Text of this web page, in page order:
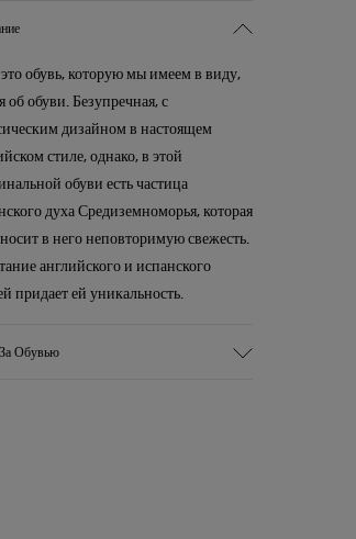
обувь, которую мы имеем в виду,
об обуви. Безупречная, с
дизайном в настоящем
стиле, однако, в этой
обуви есть частица
духа Средиземноморья, которая
в него неповторимую свежесть.
английского и испанского
придает ей уникальность.
За Обувью
care products will protect